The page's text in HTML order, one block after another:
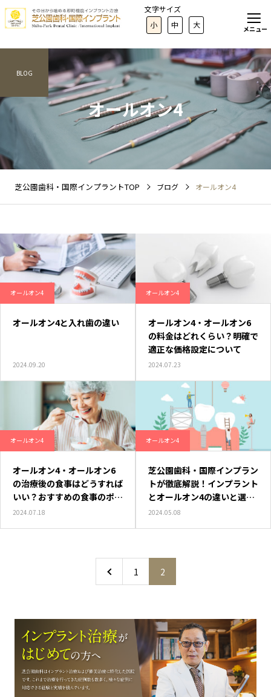
文字サイズ
小
中 大 メニュー
オールオン4
BLOG
芝公園歯科・国際インプラントTOP ブログ オールオン4
オールオン4と入れ歯の違い
2024.09.20
オールオン4
オールオン4・オールオン6
の料金はどれくらい？明確で
適正な価格設定について
2024.07.23
オールオン4
オールオン4・オールオン6
の治療後の食事はどうすれば
いい？おすすめの食事のポイ
ント
2024.07.18
オールオン4
芝公園歯科・国際インプラン
トが徹底解説！インプラント
とオールオン4の違いと選び
方のコツ
2024.05.08
オールオン4
1 2